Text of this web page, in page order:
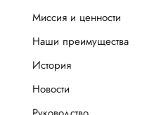
Миссия и ценности
Наши преимущества
История
Новости